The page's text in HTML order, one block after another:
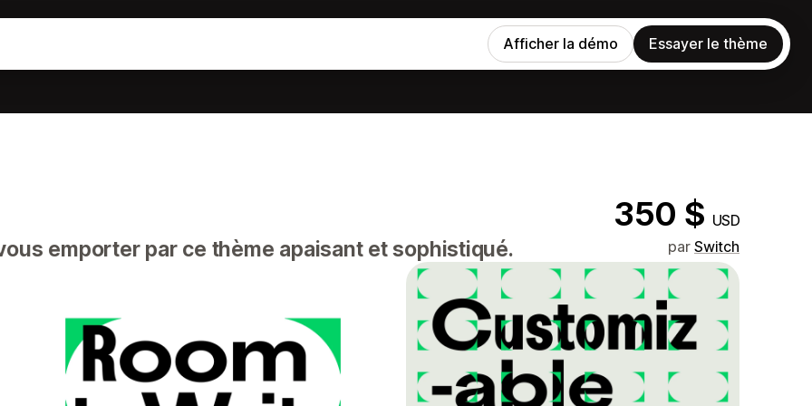
Afficher la démo Essayer le thème
350 $ USD
emporter par ce thème apaisant et sophistiqué. par Switch